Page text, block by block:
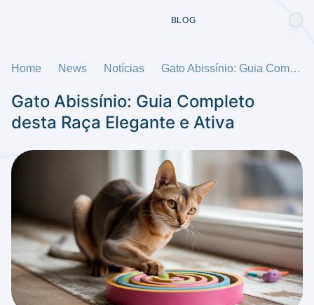
BLOG
Home News Notícias Gato Abissínio: Guia Completo desta Raça Elegante e Ativa
Gato Abissínio: Guia Completo
desta Raça Elegante e Ativa